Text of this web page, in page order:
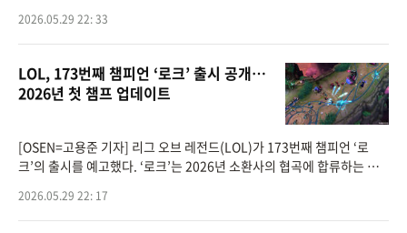
“
2026.05.29 22: 33
LOL, 173번째 챔피언 ‘로크’ 출시 공개…
2026년 첫 챔프 업데이트
[OSEN=고용준 기자] 리그 오브 레전드(LOL)가 173번째 챔피언 ‘로
크’의 출시를 예고했다. ‘로크’는 2026년 소환사의 협곡에 합류하는 유
A(다중사용
2026.05.29 22: 17